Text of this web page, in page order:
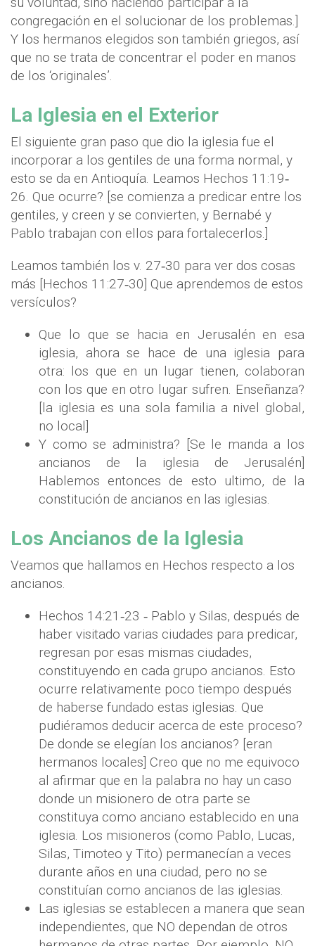
congregación en el solucionar de los problemas.]
Y los hermanos elegidos son también griegos, así
que no se trata de concentrar el poder en manos
de los ‘originales’.
La Iglesia en el Exterior
El siguiente gran paso que dio la iglesia fue el
incorporar a los gentiles de una forma normal, y
esto se da en Antioquía. Leamos Hechos 11:19‐
26. Que ocurre? [se comienza a predicar entre los
gentiles, y creen y se convierten, y Bernabé y
Pablo trabajan con ellos para fortalecerlos.]
Leamos también los v. 27‐30 para ver dos cosas
más [Hechos 11:27‐30] Que aprendemos de estos
versículos?
Que lo que se hacia en Jerusalén en esa
iglesia, ahora se hace de una iglesia para
otra: los que en un lugar tienen, colaboran
con los que en otro lugar sufren. Enseñanza?
[la iglesia es una sola familia a nivel global,
no local]
Y como se administra? [Se le manda a los
ancianos de la iglesia de Jerusalén]
Hablemos entonces de esto ultimo, de la
constitución de ancianos en las iglesias.
Los Ancianos de la Iglesia
Veamos que hallamos en Hechos respecto a los
ancianos.
Hechos 14:21‐23 ‐ Pablo y Silas, después de
haber visitado varias ciudades para predicar,
regresan por esas mismas ciudades,
constituyendo en cada grupo ancianos. Esto
ocurre relativamente poco tiempo después
de haberse fundado estas iglesias. Que
pudiéramos deducir acerca de este proceso?
De donde se elegían los ancianos? [eran
hermanos locales] Creo que no me equivoco
al afirmar que en la palabra no hay un caso
donde un misionero de otra parte se
constituya como anciano establecido en una
iglesia. Los misioneros (como Pablo, Lucas,
Silas, Timoteo y Tito) permanecían a veces
durante años en una ciudad, pero no se
constituían como ancianos de las iglesias.
Las iglesias se establecen a manera que sean
independientes, que NO dependan de otros